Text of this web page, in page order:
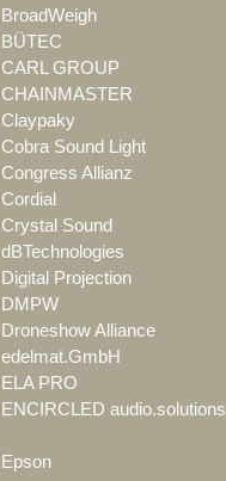
BroadWeigh
BÜTEC
CARL GROUP
CHAINMASTER
Claypaky
Cobra Sound Light
Congress Allianz
Cordial
Crystal Sound
dBTechnologies
Digital Projection
DMPW
Droneshow Alliance
edelmat.GmbH
ELA PRO
ENCIRCLED audio.solutions
Epson